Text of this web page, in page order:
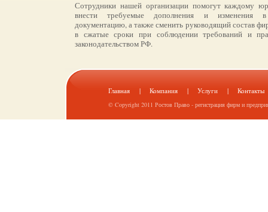
Сотрудники нашей организации помогут каждому
внести требуемые дополнения и изменения в
документацию, а также сменить руководящий состав
в сжатые сроки при соблюдении требований и
законодательством РФ.
Главная | Компания | Услуги | Контакты
© Copyright 2011 Ростов Право - регистрация фирм и